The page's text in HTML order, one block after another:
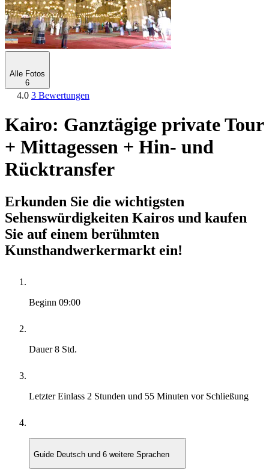
Alle Fotos
6
4.0 3 Bewertungen
Kairo: Ganztägige private Tour
+ Mittagessen + Hin- und
Rücktransfer
Erkunden Sie die wichtigsten
Sehenswürdigkeiten Kairos und kaufen
Sie auf einem berühmten
Kunsthandwerkermarkt ein!
Beginn 09:00
Dauer8 Std.
Letzter Einlass 2 Stunden und 55 Minuten vor Schließung
Guide Deutsch und 6 weitere Sprachen